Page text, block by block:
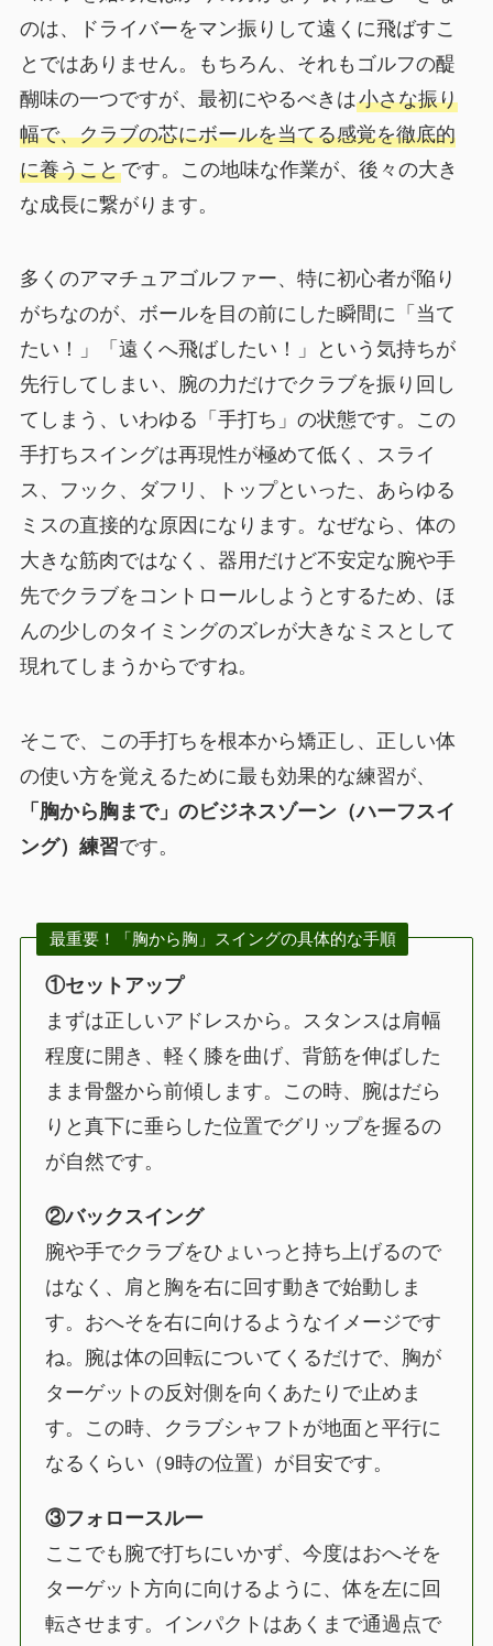
のは、ドライバーをマン振りして遠くに飛ばすこ
とではありません。もちろん、それもゴルフの醍
醐味の一つですが、最初にやるべきは小さな振り
幅で、クラブの芯にボールを当てる感覚を徹底的
に養うことです。この地味な作業が、後々の大き
な成長に繋がります。
多くのアマチュアゴルファー、特に初心者が陥り
がちなのが、ボールを目の前にした瞬間に「当て
たい！」「遠くへ飛ばしたい！」という気持ちが
先行してしまい、腕の力だけでクラブを振り回し
てしまう、いわゆる「手打ち」の状態です。この
手打ちスイングは再現性が極めて低く、スライ
ス、フック、ダフリ、トップといった、あらゆる
ミスの直接的な原因になります。なぜなら、体の
大きな筋肉ではなく、器用だけど不安定な腕や手
先でクラブをコントロールしようとするため、ほ
んの少しのタイミングのズレが大きなミスとして
現れてしまうからですね。
そこで、この手打ちを根本から矯正し、正しい体
の使い方を覚えるために最も効果的な練習が、
「胸から胸まで」のビジネスゾーン（ハーフスイ
ング）練習です。
最重要！「胸から胸」スイングの具体的な手順
①セットアップ
まずは正しいアドレスから。スタンスは肩幅
程度に開き、軽く膝を曲げ、背筋を伸ばした
まま骨盤から前傾します。この時、腕はだら
りと真下に垂らした位置でグリップを握るの
が自然です。
②バックスイング
腕や手でクラブをひょいっと持ち上げるので
はなく、肩と胸を右に回す動きで始動しま
す。おへそを右に向けるようなイメージです
ね。腕は体の回転についてくるだけで、胸が
ターゲットの反対側を向くあたりで止めま
す。この時、クラブシャフトが地面と平行に
なるくらい（9時の位置）が目安です。
③フォロースルー
ここでも腕で打ちにいかず、今度はおへそを
ターゲット方向に向けるように、体を左に回
転させます。インパクトはあくまで通過点で